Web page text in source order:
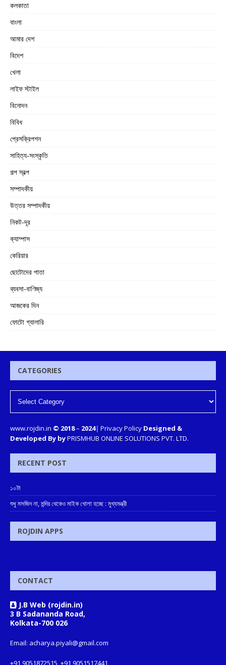
কলকাতা
বাংলা
আমার দেশ
বিদেশ
খেলা
লাইফ স্টাইল
বিনোদন
বিবিধ
প্রেসক্রিপশন
সাহিত্য-সংস্কৃতি
গল্প স্বল্প
সম্পাদকীয়
উত্তর সম্পাদকীয়
নিকট-দূর
ক্যাম্পাস
কেরিয়ার
ছোটোদের পাতা
ব্যবসা-বাণিজ্য
আজকের দিন
ফোটো গ্যালারি
CATEGORIES
www.rojdin.in © 2018– 2024| Privacy Policy Designed &
Developed By byPRISMHUB ONLINE SOLUTIONS PVT. LTD.
RECENT POST
১০টা
শুধু মসজিদ না, মন্দির থেকেও মাইক খোলা হচ্ছে : মুখ্যমন্ত্রী
ROJDIN APPS
CONTACT
J.B Web (rojdin.in)
3 B Sadananda Road,
Kolkata-700 026
Email: acharya.piyali@gmail.com
+91 9051872515, +91 9051517441